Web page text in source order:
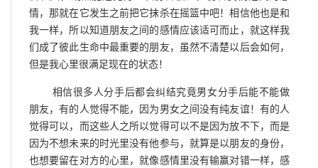
情，那就在它发生之前把它抹杀在摇篮中吧！相信他也是和
我一样，所以知道朋友之间的感情应该适可而止，就这样我
们成了彼此生命中最重要的朋友，虽然不清楚以后会如何，
但是我心里很满足现在的状态！
相信很多人分手后都会纠结究竟男女分手后能不能做
朋友，有的人觉得不能，因为男女之间没有纯友谊！有的人
觉得可以，而这些人之所以觉得可以不是因为放不下，而是
因为不想未来的时光里没有他参与，就算是以朋友的身份，
也想要留在对方的心里，就像感情里没有输赢对错一样，感